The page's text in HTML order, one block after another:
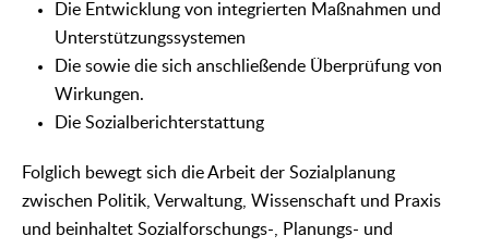
Die Entwicklung von integrierten Maßnahmen und
Unterstützungssystemen
Die sowie die sich anschließende Überprüfung von
Wirkungen.
Die Sozialberichterstattung
Folglich bewegt sich die Arbeit der Sozialplanung
zwischen Politik, Verwaltung, Wissenschaft und Praxis
und beinhaltet Sozialforschungs-, Planungs- und